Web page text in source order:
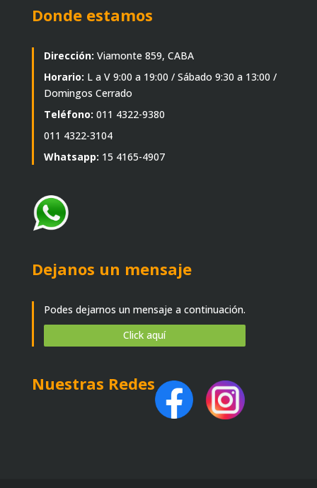
Donde estamos
Dirección: Viamonte 859, CABA
Horario: L a V 9:00 a 19:00 / Sábado 9:30 a 13:00 /
Domingos Cerrado
Teléfono: 011 4322-9380
011 4322-3104
Whatsapp: 15 4165-4907
Dejanos un mensaje
Podes dejarnos un mensaje a continuación.
Click aquí
Nuestras Redes